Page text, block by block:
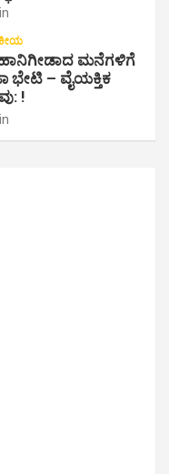
ಮನೆಗಳಿಗೆ
ಭೇಟಿ – ವೈಯಕ್ತಿಕ
!